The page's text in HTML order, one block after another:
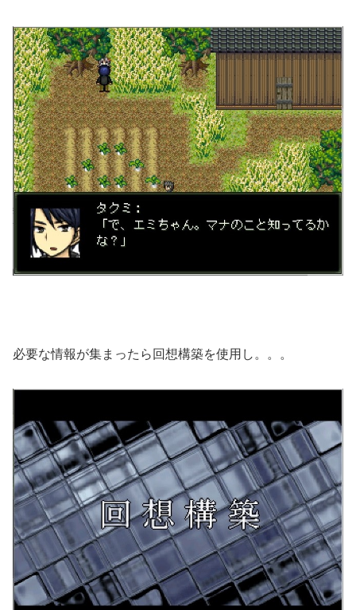
必要な情報が集まったら回想構築を使用し。。。